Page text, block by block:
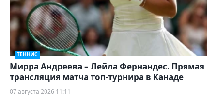
ТЕННИС
Мирра Андреева – Лейла Фернандес. Прямая
трансляция матча топ-турнира в Канаде
07 августа 2026 11:11